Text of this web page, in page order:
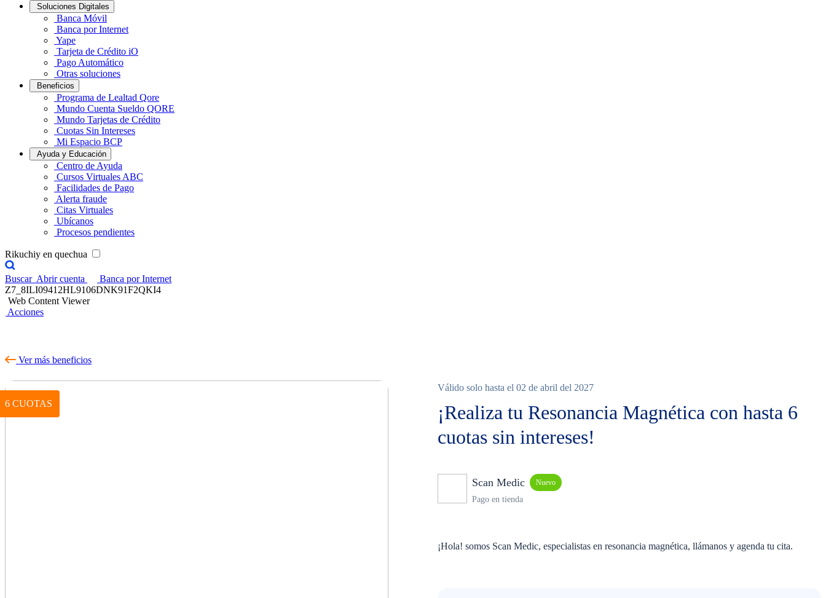
Soluciones Digitales
Banca Móvil
Banca por Internet
Yape
Tarjeta de Crédito iO
Pago Automático
Otras soluciones
Beneficios
Programa de Lealtad Qore
Mundo Cuenta Sueldo QORE
Mundo Tarjetas de Crédito
Cuotas Sin Intereses
Mi Espacio BCP
Ayuda y Educación
Centro de Ayuda
Cursos Virtuales ABC
Facilidades de Pago
Alerta fraude
Citas Virtuales
Ubícanos
Procesos pendientes
Rikuchiy en quechua
Buscar Abrir cuenta
Banca por Internet
Z7_8ILI09412HL9106DNK91F2QKI4
Web Content Viewer
Acciones
Ver más beneficios
6 CUOTAS
Válido solo hasta el 02 de abril del 2027
¡Realiza tu Resonancia Magnética con hasta 6
cuotas sin intereses!
Scan Medic Nuevo
Pago en tienda
¡Hola! somos Scan Medic, especialistas en resonancia magnética, llámanos y agenda tu cita.